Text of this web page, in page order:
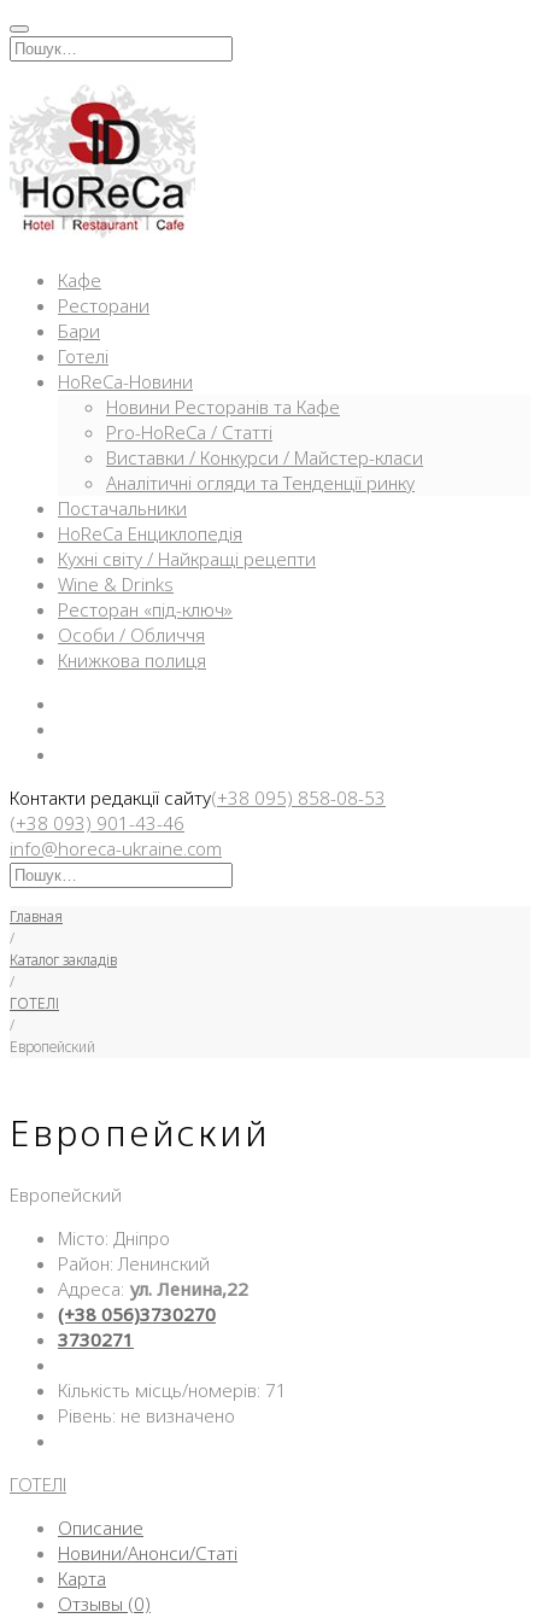
Перейти
кИскать:
Кафе
Ресторани
Бари
Готелі
HoReCa-Новини
Новини Ресторанів та Кафе
Pro-HoReCa / Статті
Виставки / Конкурси / Майстер-класи
Аналітичні огляди та Тенденції ринку
Постачальники
HoReCa Енциклопедія
Кухні світу / Найкращі рецепти
Wine & Drinks
Ресторан «під-ключ»
Особи / Обличчя
Книжкова полиця
Контакти редакції сайту(+38 095) 858-08-53
(+38 093) 901-43-46
info@horeca-ukraine.com
Искать:
Главная
/
Каталог закладів
/
ГОТЕЛІ
/
Европейский
Европейский
Европейский
Місто: Дніпро
Район: Ленинский
Адреса: ул. Ленина,22
(+38 056)3730270
3730271
Кількість місць/номерів: 71
Рівень: не визначено
ГОТЕЛІ
Описание
Новини/Анонси/Статі
Карта
Отзывы (0)